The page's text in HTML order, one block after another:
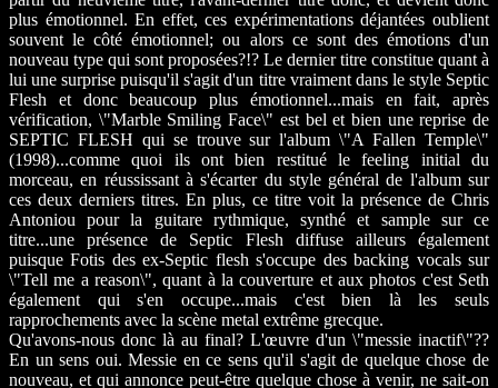
plus émotionnel. En effet, ces expérimentations déjantées oublient
souvent le côté émotionnel; ou alors ce sont des émotions d'un
nouveau type qui sont proposées?!? Le dernier titre constitue quant à
lui une surprise puisqu'il s'agit d'un titre vraiment dans le style Septic
Flesh et donc beaucoup plus émotionnel...mais en fait, après
vérification, \"Marble Smiling Face\" est bel et bien une reprise de
SEPTIC FLESH qui se trouve sur l'album \"A Fallen Temple\"
(1998)...comme quoi ils ont bien restitué le feeling initial du
morceau, en réussissant à s'écarter du style général de l'album sur
ces deux derniers titres. En plus, ce titre voit la présence de Chris
Antoniou pour la guitare rythmique, synthé et sample sur ce
titre...une présence de Septic Flesh diffuse ailleurs également
puisque Fotis des ex-Septic flesh s'occupe des backing vocals sur
\"Tell me a reason\", quant à la couverture et aux photos c'est Seth
également qui s'en occupe...mais c'est bien là les seuls
rapprochements avec la scène metal extrême grecque.
Qu'avons-nous donc là au final? L'œuvre d'un \"messie inactif\"??
En un sens oui. Messie en ce sens qu'il s'agit de quelque chose de
nouveau, et qui annonce peut-être quelque chose à venir, ne sait-on